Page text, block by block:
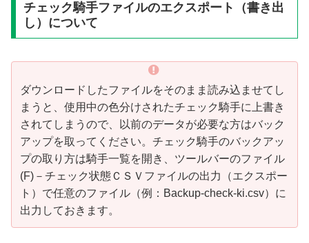
チェック騎手ファイルのエクスポート（書き出
し）について
ダウンロードしたファイルをそのまま読み込ませてし
まうと、使用中の色分けされたチェック騎手に上書き
されてしまうので、以前のデータが必要な方はバック
アップを取ってください。チェック騎手のバックアッ
プの取り方は騎手一覧を開き、ツールバーのファイル
(F)－チェック状態ＣＳＶファイルの出力（エクスポー
ト）で任意のファイル（例：Backup-check-ki.csv）に
出力しておきます。